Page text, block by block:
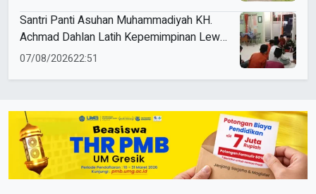
Santri Panti Asuhan Muhammadiyah KH.
Achmad Dahlan Latih Kepemimpinan Lewat
Kepanitiaan Agustusan
07/08/202622:51